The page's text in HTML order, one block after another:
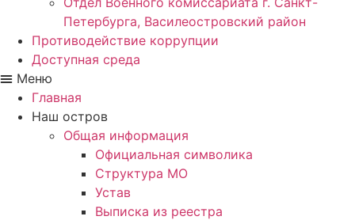
Петербурга, Василеостровский район
Противодействие коррупции
Доступная среда
Меню
Главная
Наш остров
Общая информация
Официальная символика
Структура МО
Устав
Выписка из реестра